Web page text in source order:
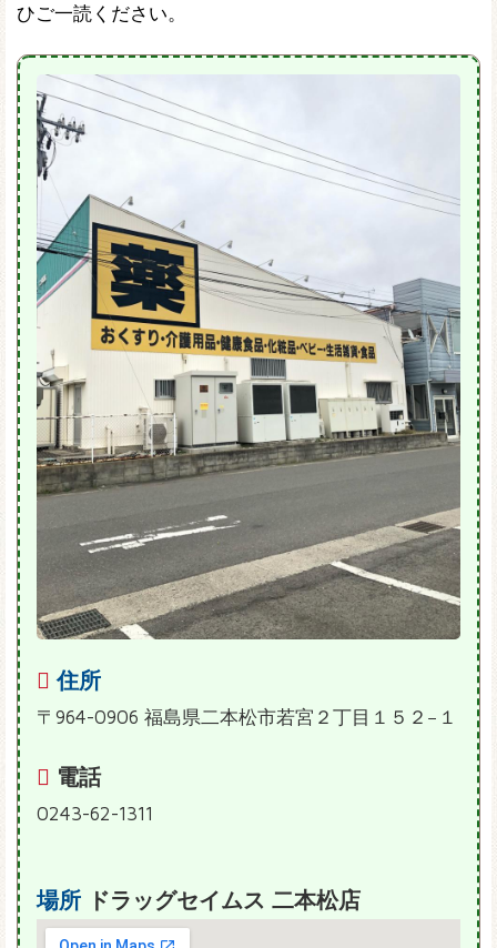
ひご一読ください。
住所
〒964-0906 福島県二本松市若宮２丁目１５２−１
電話
0243-62-1311
場所 ドラッグセイムス 二本松店